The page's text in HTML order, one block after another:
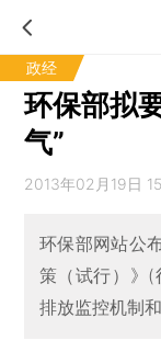
政经
环保部拟
气”
2013年02月19日
环保部网站公
策（试行）》(
排放监控机制